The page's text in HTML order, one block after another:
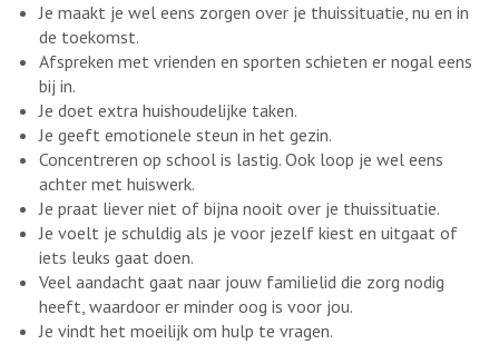
Je maakt je wel eens zorgen over je thuissituatie, nu en in
de toekomst.
Afspreken met vrienden en sporten schieten er nogal eens
bij in.
Je doet extra huishoudelijke taken.
Je geeft emotionele steun in het gezin.
Concentreren op school is lastig. Ook loop je wel eens
achter met huiswerk.
Je praat liever niet of bijna nooit over je thuissituatie.
Je voelt je schuldig als je voor jezelf kiest en uitgaat of
iets leuks gaat doen.
Veel aandacht gaat naar jouw familielid die zorg nodig
heeft, waardoor er minder oog is voor jou.
Je vindt het moeilijk om hulp te vragen.